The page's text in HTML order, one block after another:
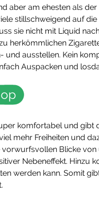
aber am ehesten als
stillschweigend auf
sie nicht mit Liquid
herkömmlichen
und ausstellen. Kein
Auspacken und
komfortabel und gibt
mehr Freiheiten und
vorwurfsvollen Blicke
Nebeneffekt. Hinzu
werden kann. Somit